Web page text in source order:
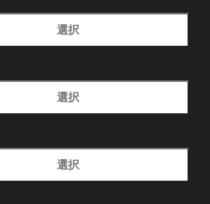
選択
選択
選択